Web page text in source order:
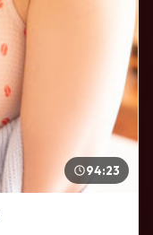
94:23